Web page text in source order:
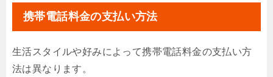
携帯電話料金の支払い方法
生活スタイルや好みによって携帯電話料金の支払い方
法は異なります。